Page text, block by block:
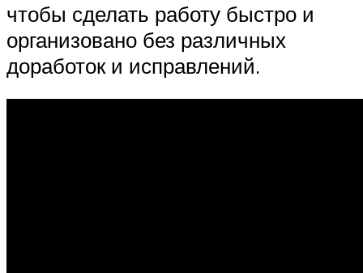
чтобы сделать работу быстро и
организовано без различных
доработок и исправлений.